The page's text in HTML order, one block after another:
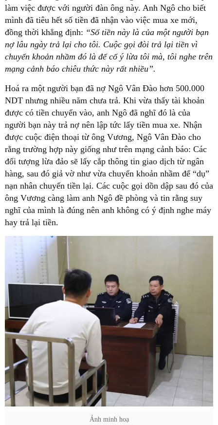
làm việc được với người đàn ông này. Anh Ngô cho biết
mình đã tiêu hết số tiền đã nhận vào việc mua xe mới,
đồng thời khẳng định: “Số tiền này là của một người bạn
nợ lâu ngày trả lại cho tôi. Cuộc gọi đòi trả lại tiền vì
chuyển khoản nhầm đó là để cố ý lừa tôi mà, tôi nghe trên
mạng cảnh báo chiêu thức này rất nhiều”.
Hoá ra một người bạn đã nợ Ngô Vân Đào hơn 500.000
NDT nhưng nhiều năm chưa trả. Khi vừa thấy tài khoản
được có tiền chuyển vào, anh Ngô đã nghĩ đó là của
người bạn này trả nợ nên lập tức lấy tiền mua xe. Nhận
được cuộc điện thoại từ ông Vương, Ngô Vân Đào cho
rằng trường hợp này giống như trên mạng cảnh báo: Các
đối tượng lừa đảo sẽ lấy cắp thông tin giao dịch từ ngân
hàng, sau đó giả vờ như vừa chuyển khoản nhầm để “dụ”
nạn nhân chuyển tiền lại. Các cuộc gọi dồn dập sau đó của
ông Vương càng làm anh Ngô đề phòng và tin rằng suy
nghĩ của mình là đúng nên anh không có ý định nghe máy
hay trả lại tiền.
Ảnh minh hoạ